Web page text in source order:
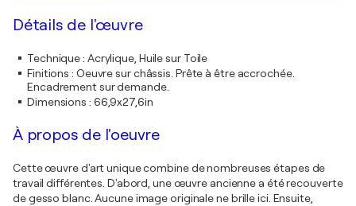
Détails de l'œuvre
Technique: Acrylique, Huile sur Toile
Finitions : Oeuvre sur châssis. Prête à être accrochée.
Encadrement sur demande.
Dimensions : 66,9x27,6in
À propos de l'oeuvre
Cette œuvre d'art unique combine de nombreuses étapes de
travail différentes. D'abord, une œuvre ancienne a été recouverte
de gesso blanc. Aucune image originale ne brille ici. Ensuite,